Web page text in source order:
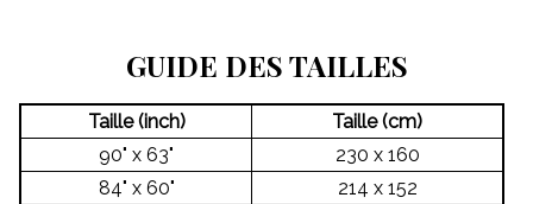
GUIDE DES TAILLES
Taille (inch)
Taille (cm)
90" x 63"
230 x 160
84" x 60"
214 x 152